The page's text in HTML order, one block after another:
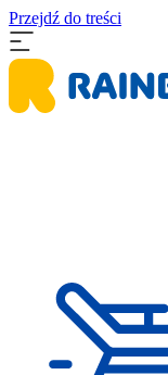
Przejdź do treści